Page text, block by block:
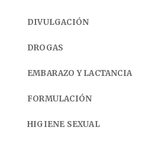
DIVULGACIÓN
DROGAS
EMBARAZO Y LACTANCIA
FORMULACIÓN
HIGIENE SEXUAL